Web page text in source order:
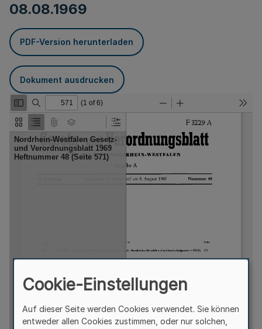
08.08.1969
PDF-Version herunterladen
Dokument ausdrucken
Cookie-Einstellungen
Auf dieser Seite werden Cookies verwendet. Sie können
entweder allen Cookies zustimmen, oder nur solchen,